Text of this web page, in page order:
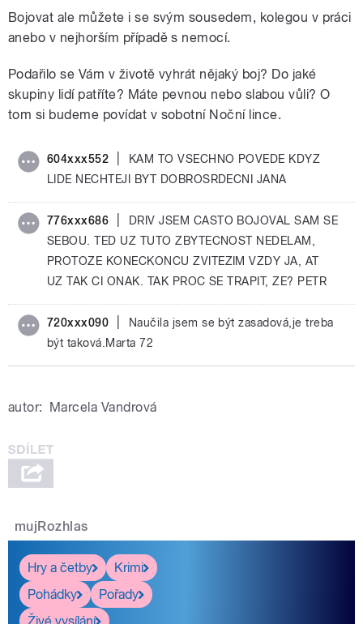
Bojovat ale můžete i se svým sousedem, kolegou v práci
anebo v nejhorším případě s nemocí.
Podařilo se Vám v životě vyhrát nějaký boj? Do jaké
skupiny lidí patříte? Máte pevnou nebo slabou vůli? O
tom si budeme povídat v sobotní Noční lince.
604xxx552
KAM TO VSECHNO POVEDE KDYZ
LIDE NECHTEJI BYT DOBROSRDECNI JANA
776xxx686
DRIV JSEM CASTO BOJOVAL SAM SE
SEBOU. TED UZ TUTO ZBYTECNOST NEDELAM,
PROTOZE KONECKONCU ZVITEZIM VZDY JA, AT
UZ TAK CI ONAK. TAK PROC SE TRAPIT, ZE? PETR
720xxx090
Naučila jsem se být zasadová,je treba
být taková.Marta 72
autor: Marcela Vandrová
mujRozhlas
Hry a četby
Krimi
Pohádky
Pořady
Živé vysílání